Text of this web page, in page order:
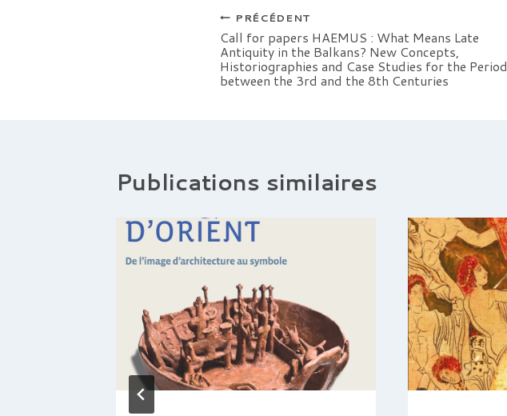
Navigation
de
l’article
PRÉCÉDENT
Call for papers HAEMUS : What Means Late
Antiquity in the Balkans? New Concepts,
Historiographies and Case Studies for the Period
between the 3rd and the 8th Centuries
Publications similaires